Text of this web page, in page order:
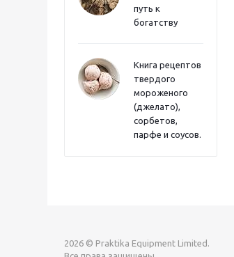
путь к
богатству
Книга рецептов
твердого
мороженого
(джелато),
сорбетов,
парфе и соусов.
2026 © Praktika Equipment Limited.